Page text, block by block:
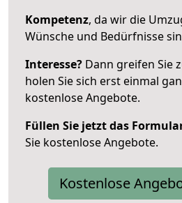
Kompetenz, da wir die
Wünsche und Bedürfnisse
Interesse? Dann greifen Sie
holen Sie sich erst einmal
kostenlose Angebote.
Füllen Sie jetzt das
Sie kostenlose Angebote.
Kostenlose